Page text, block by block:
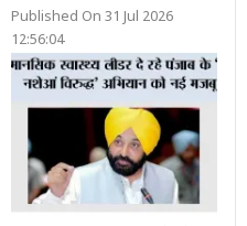
Published On 31 Jul 2026
12:56:04